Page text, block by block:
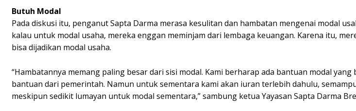
Butuh Modal
Pada diskusi itu, penganut Sapta Darma merasa kesulitan dan hambatan mengenai modal
kalau untuk modal usaha, mereka enggan meminjam dari lembaga keuangan. Karena itu,
bisa dijadikan modal usaha.
“Hambatannya memang paling besar dari sisi modal. Kami berharap ada bantuan modal
bantuan dari pemerintah. Namun untuk sementara kami akan iuran terlebih dahulu,
meskipun sedikit lumayan untuk modal sementara,” sambung ketua Yayasan Sapta Darma